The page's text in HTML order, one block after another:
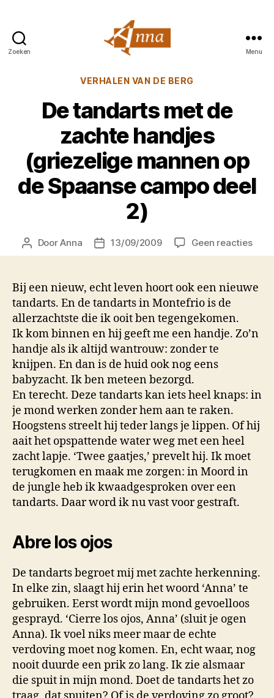
Zoeken
van
Menu
Categorieën
VERHALEN VAN DE BERG
De tandarts met de
zachte handjes
(griezelige mannen op
de Spaanse campo deel
2)
Berichtauteur
DoorAnna Berichtdatum
13/09/2009 Geen reactiesop
De
met
2)
Bij een nieuw, echt leven hoort ook een nieuwe
tandarts. En de tandarts in Montefrio is de
allerzachtste die ik ooit ben tegengekomen.
Ik kom binnen en hij geeft me een handje. Zo’n
handje als ik altijd wantrouw: zonder te
knijpen. En dan is de huid ook nog eens
babyzacht. Ik ben meteen bezorgd.
En terecht. Deze tandarts kan iets heel knaps: in
je mond werken zonder hem aan te raken.
Hoogstens streelt hij teder langs je lippen. Of hij
aait het opspattende water weg met een heel
zacht lapje. ‘Twee gaatjes,’ prevelt hij. Ik moet
terugkomen en maak me zorgen: in Moord in
de jungle heb ik kwaadgesproken over een
tandarts. Daar word ik nu vast voor gestraft.
Abre los ojos
De tandarts begroet mij met zachte herkenning.
In elke zin, slaagt hij erin het woord ‘Anna’ te
gebruiken. Eerst wordt mijn mond gevoelloos
gesprayd. ‘Cierre los ojos, Anna’ (sluit je ogen
Anna). Ik voel niks meer maar de echte
verdoving moet nog komen. En, echt waar, nog
nooit duurde een prik zo lang. Ik zie alsmaar
die spuit in mijn mond. Doet de tandarts het zo